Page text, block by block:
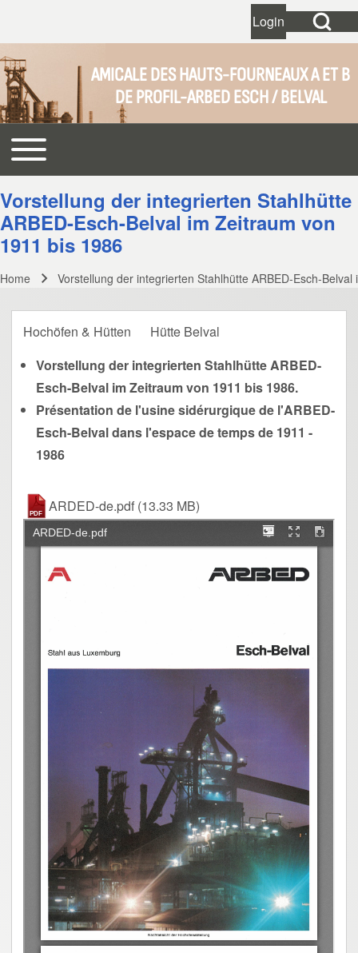
Close search
Search
Open Search
User account
LoginOpen login
AMICALE DES HAUTS-FOURNEAUX A ET B
DE PROFIL-ARBED ESCH / BELVAL
Main navigation
Toggle main menu
Vorstellung der integrierten Stahlhütte
ARBED-Esch-Belval im Zeitraum von
1911 bis 1986
Home Vorstellung der integrierten Stahlhütte ARBED-Esch-
Hochöfen & Hütten
Hütte Belval
Vorstellung der integrierten Stahlhütte ARBED-
Esch-Belval im Zeitraum von 1911 bis 1986.
Présentation de l'usine sidérurgique de l'ARBED-
Esch-Belval dans l'espace de temps de 1911 -
1986
ARDED-de.pdf (13.33 MB)